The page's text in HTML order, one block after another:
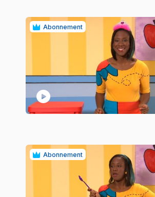
Abonnement
play_circle
Abonnement